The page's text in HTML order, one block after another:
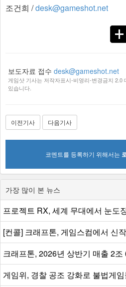
조건희 /desk@gameshot.net
보도자료 접수 desk@gameshot.net
게임샷 기사는 저작자표시-비영리-변경금지 2.0
있습니다.
이전기사 다음기사
코멘트를 등록하기 위해서는
가장 많이 본 뉴스
프로젝트 RX, 세계 무대에서 눈도
[컨콜] 크래프톤, 게임스컴에서 신
크래프톤, 2026년 상반기 매출 2조
게임위, 경찰 공조 강화로 불법게